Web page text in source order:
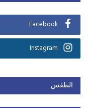
Facebook
Instagram
الطقس